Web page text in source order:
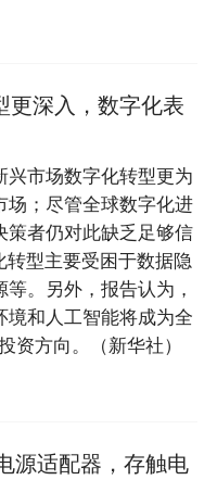
更深入，数字化表
市场数字化转型更为
；尽管全球数字化进
者仍对此缺乏足够信
型主要受困于数据隐
。另外，报告认为，
和人工智能将成为全
资方向。（新华社）
源适配器，存触电